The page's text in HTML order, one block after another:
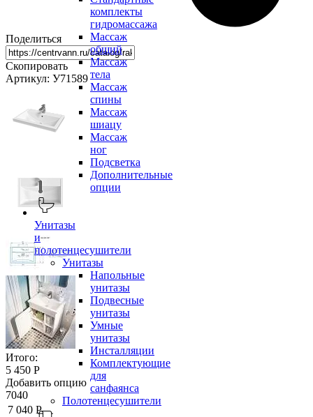
комплекты
гидромассажа
Массаж
общий
Массаж
тела
Массаж
спины
Массаж
шиацу
Массаж
ног
Подсветка
Дополнительные
опции
Унитазы
и
полотенцесушители
Унитазы
Напольные
унитазы
Подвесные
унитазы
Умные
унитазы
Инсталляции
Комплектующие
для
санфаянса
Полотенцесушители
Поделиться
Скопировать
Артикул: У71589
Итого:
5 450 Р
Добавить опцию
7040
7 040 Р